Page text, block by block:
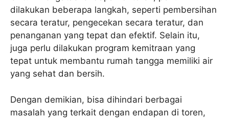
dilakukan beberapa langkah, seperti pembersihan
secara teratur, pengecekan secara teratur, dan
penanganan yang tepat dan efektif. Selain itu,
juga perlu dilakukan program kemitraan yang
tepat untuk membantu rumah tangga memiliki air
yang sehat dan bersih.
Dengan demikian, bisa dihindari berbagai
masalah yang terkait dengan endapan di toren,